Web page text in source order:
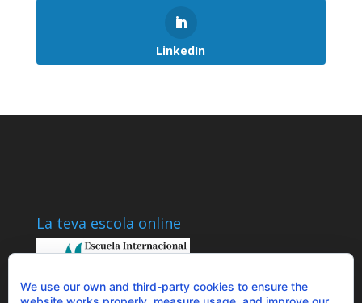
LinkedIn
La teva escola online
We use our own and third-party cookies to ensure the